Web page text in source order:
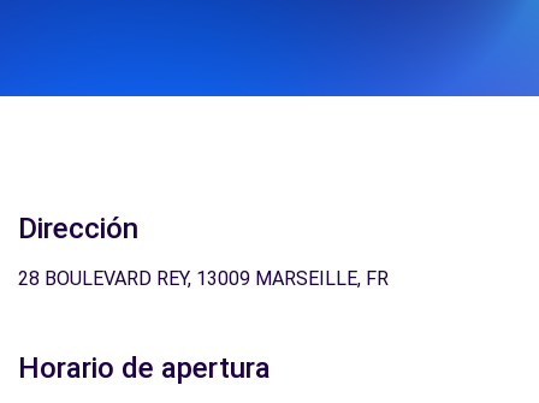
Dirección
28 BOULEVARD REY, 13009 MARSEILLE, FR
Horario de apertura